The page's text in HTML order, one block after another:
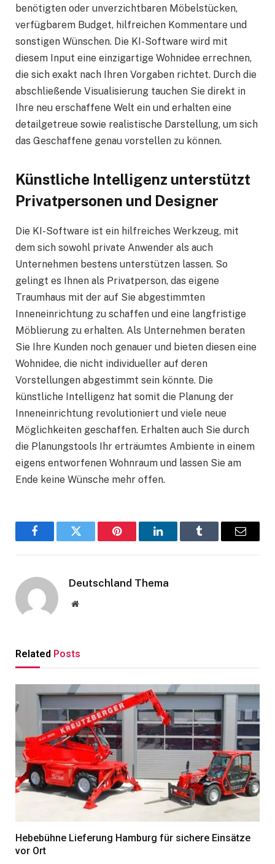
benötigten oder unverzichtbaren Möbelstücken,
verfügbarem Budget, hilfreichen Kommentare und
sonstigen Wünschen. Die KI-Software wird mit
diesem Input eine einzigartige Wohnidee errechnen,
die sich exakt nach Ihren Vorgaben richtet. Durch die
abschließende Visualisierung tauchen Sie direkt in
Ihre neu erschaffene Welt ein und erhalten eine
detailgetreue sowie realistische Darstellung, um sich
das Geschaffene genau vorstellen zu können.
Künstliche Intelligenz unterstützt
Privatpersonen und Designer
Die KI-Software ist ein hilfreiches Werkzeug, mit
dem sich sowohl private Anwender als auch
Unternehmen bestens unterstützen lassen. So
gelingt es Ihnen als Privatperson, das eigene
Traumhaus mit der auf Sie abgestimmten
Inneneinrichtung zu schaffen und eine langfristige
Möblierung zu erhalten. Als Unternehmen beraten
Sie Ihre Kunden noch genauer und bieten diesen eine
Wohnidee, die nicht individueller auf deren
Vorstellungen abgestimmt sein könnte. Die
künstliche Intelligenz hat somit die Planung der
Inneneinrichtung revolutioniert und viele neue
Möglichkeiten geschaffen. Erhalten auch Sie durch
die Planungstools Ihr erträumtes Ambiente in einem
eigens entworfenen Wohnraum und lassen Sie am
Ende keine Wünsche mehr offen.
FacebookTwitter Pinterest LinkedInTumblr Email
Deutschland Thema
Website
Related Posts
Hebebühne Lieferung Hamburg für sichere Einsätze
vor Ort